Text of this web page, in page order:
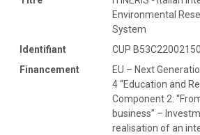
Environmental
System
Identifiant
CUP
Financement
EU – Next
4 “Education and
Component 2:
business” –
realisation of an